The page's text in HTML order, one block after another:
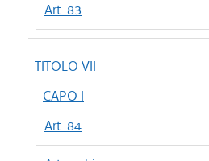
Art. 83
TITOLO VII
CAPO I
Art. 84